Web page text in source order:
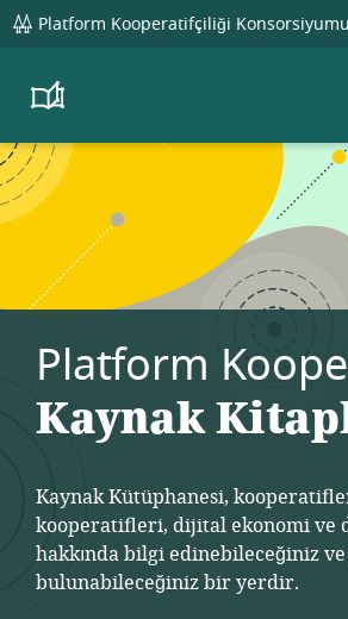
global
navigation
Platform Kooperatifçiliği Konsorsiyumu
Platform
Resource
Library
Platform
Kaynak
Kaynak Kütüphanesi,
kooperatifleri, dijital ekonomi ve
hakkında bilgi edinebileceğiniz
bulunabileceğiniz bir yerdir.